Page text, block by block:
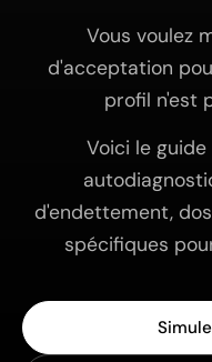
Vous voulez
d'acceptation
profil n'est
Voici le
d'endettement,
spécifiques